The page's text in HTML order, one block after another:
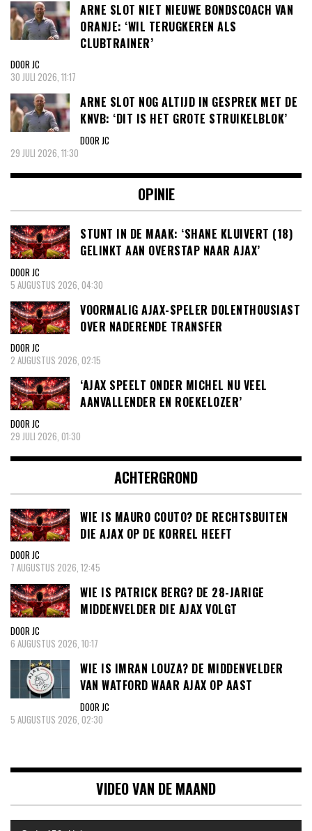
ARNE SLOT NIET NIEUWE BONDSCOACH VAN
ORANJE: ‘WIL TERUGKEREN ALS
CLUBTRAINER’
DOOR JC
30 JULI 2026, 11:17
ARNE SLOT NOG ALTIJD IN GESPREK MET DE
KNVB: ‘DIT IS HET GROTE STRUIKELBLOK’
DOOR JC
29 JULI 2026, 11:30
OPINIE
STUNT IN DE MAAK: ‘SHANE KLUIVERT (18)
GELINKT AAN OVERSTAP NAAR AJAX’
DOOR JC
5 AUGUSTUS 2026, 04:30
VOORMALIG AJAX-SPELER DOLENTHOUSIAST
OVER NADERENDE TRANSFER
DOOR JC
2 AUGUSTUS 2026, 02:15
‘AJAX SPEELT ONDER MICHEL NU VEEL
AANVALLENDER EN ROEKELOZER’
DOOR JC
29 JULI 2026, 01:30
ACHTERGROND
WIE IS MAURO COUTO? DE RECHTSBUITEN
DIE AJAX OP DE KORREL HEEFT
DOOR JC
7 AUGUSTUS 2026, 12:45
WIE IS PATRICK BERG? DE 28-JARIGE
MIDDENVELDER DIE AJAX VOLGT
DOOR JC
6 AUGUSTUS 2026, 10:17
WIE IS IMRAN LOUZA? DE MIDDENVELDER
VAN WATFORD WAAR AJAX OP AAST
DOOR JC
5 AUGUSTUS 2026, 02:30
VIDEO VAN DE MAAND
Videospeler